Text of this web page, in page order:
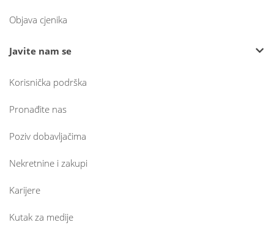
Objava cjenika
Javite nam se
Korisnička podrška
Pronađite nas
Poziv dobavljačima
Nekretnine i zakupi
Karijere
Kutak za medije